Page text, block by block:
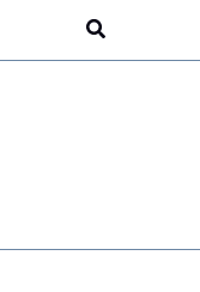
Suchen